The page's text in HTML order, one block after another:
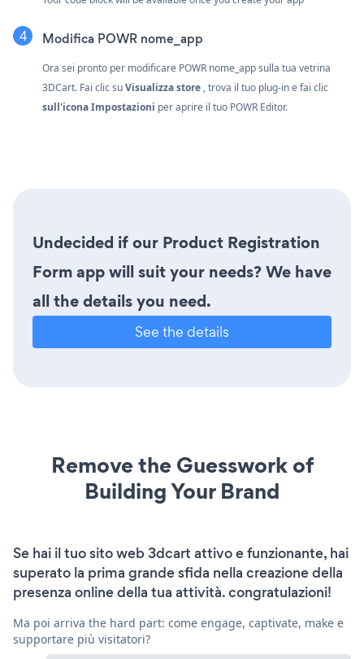
Modifica POWR nome_app
Ora sei pronto per modificare POWR nome_app sulla tua vetrina
3DCart. Fai clic suVisualizza store , trova il tuo plug-in e fai clic
sull'icona Impostazioni per aprire il tuo POWR Editor.
Undecided if our Product Registration
Form app will suit your needs? We have
all the details you need.
See the details
Remove the Guesswork of
Building Your Brand
Se hai il tuo sito web 3dcart attivo e funzionante, hai
superato la prima grande sfida nella creazione della
presenza online della tua attività. congratulazioni!
Ma poi arriva the hard part: come engage, captivate, make e
supportare più visitatori?